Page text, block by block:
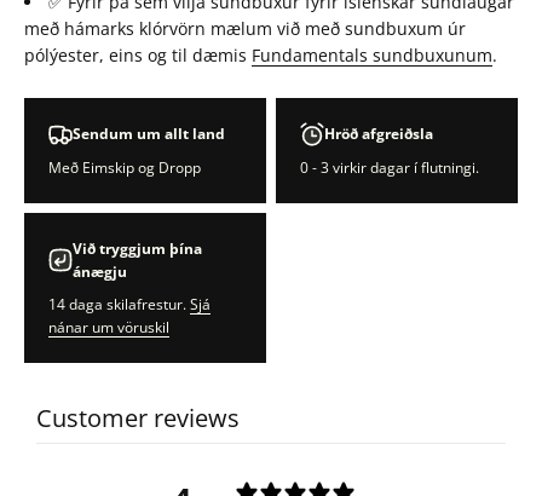
með hámarks klórvörn mælum við með sundbuxum úr
pólýester, eins og til dæmis Fundamentals sundbuxunum.
Sendum um allt land
Með Eimskip og Dropp
Hröð afgreiðsla
0 - 3 virkir dagar í flutningi.
Við tryggjum þína
ánægju
14 daga skilafrestur.Sjá
nánar um vöruskil
Customer reviews